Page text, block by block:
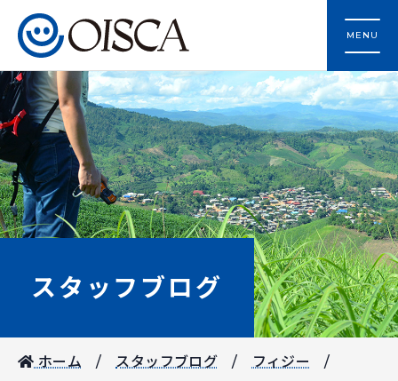
MENU
スタッフブログ
ホーム スタッフブログ フィジー